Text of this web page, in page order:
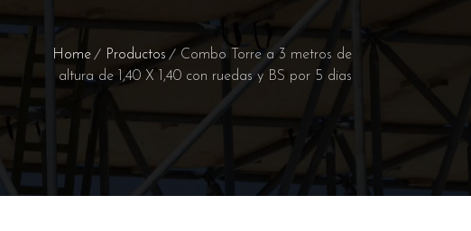
Home Productos
Combo Torre a 3 metros de
altura de 1,40 X 1,40 con ruedas y BS por 5 dias